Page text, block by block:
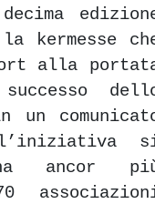
kermesse
alla
un
l’iniziativa
ancor